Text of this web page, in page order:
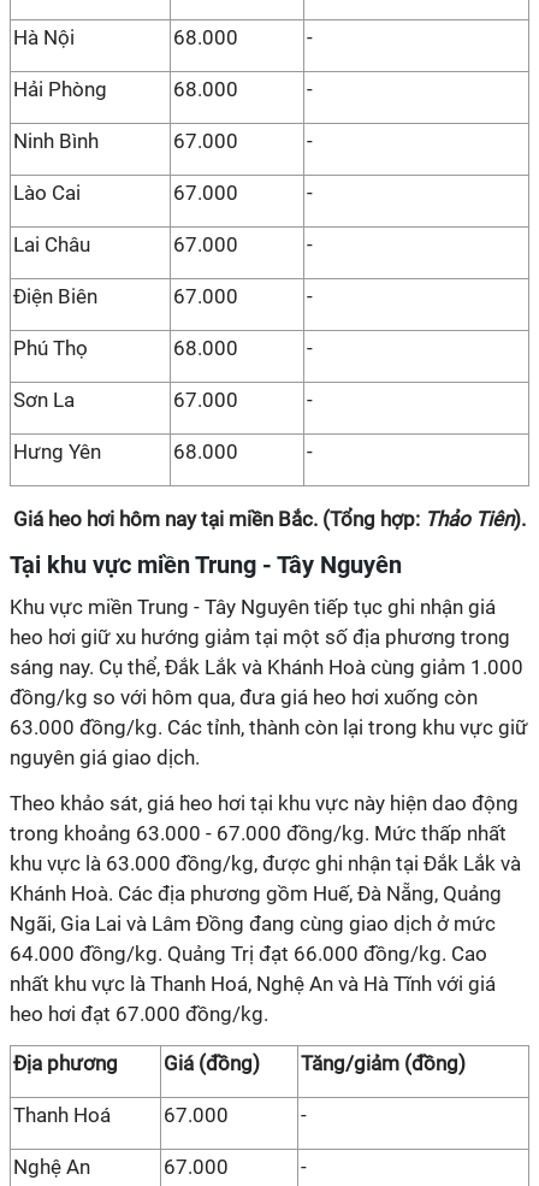
Hà Nội 68.000 -
Hải Phòng 68.000 -
Ninh Bình 67.000 -
Lào Cai 67.000 -
Lai Châu 67.000 -
Điện Biên 67.000 -
Phú Thọ 68.000 -
Sơn La 67.000 -
Hưng Yên 68.000 -
Giá heo hơi hôm nay tại miền Bắc. (Tổng hợp: Thảo Tiên).
Tại khu vực miền Trung - Tây Nguyên
Khu vực miền Trung - Tây Nguyên tiếp tục ghi nhận giá
heo hơi giữ xu hướng giảm tại một số địa phương trong
sáng nay. Cụ thể, Đắk Lắk và Khánh Hoà cùng giảm 1.000
đồng/kg so với hôm qua, đưa giá heo hơi xuống còn
63.000 đồng/kg. Các tỉnh, thành còn lại trong khu vực giữ
nguyên giá giao dịch.
Theo khảo sát, giá heo hơi tại khu vực này hiện dao động
trong khoảng 63.000 - 67.000 đồng/kg. Mức thấp nhất
khu vực là 63.000 đồng/kg, được ghi nhận tại Đắk Lắk và
Khánh Hoà. Các địa phương gồm Huế, Đà Nẵng, Quảng
Ngãi, Gia Lai và Lâm Đồng đang cùng giao dịch ở mức
64.000 đồng/kg. Quảng Trị đạt 66.000 đồng/kg. Cao
nhất khu vực là Thanh Hoá, Nghệ An và Hà Tĩnh với giá
heo hơi đạt 67.000 đồng/kg.
Địa phương Giá (đồng) Tăng/giảm (đồng)
Thanh Hoá 67.000 -
Nghệ An 67.000 -